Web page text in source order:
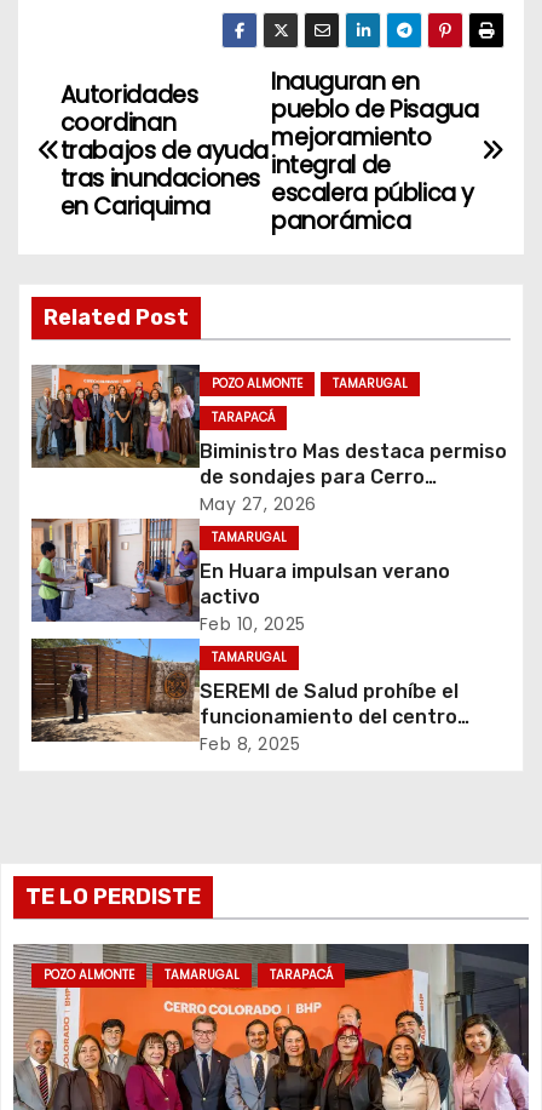
N
a
g
a
c
i
n
d
e
e
n
a
d
a
s
Inauguran en
pueblo de Pisagua
mejoramiento
integral de
escalera pública y
panorámica
Autoridades
coordinan
trabajos de ayuda
tras inundaciones
en Cariquima
Related Post
POZO ALMONTE
TAMARUGAL
TARAPACÁ
Biministro Mas destaca permiso
de sondajes para Cerro
Colorado
May 27, 2026
TAMARUGAL
En Huara impulsan verano
activo
Feb 10, 2025
TAMARUGAL
SEREMI de Salud prohíbe el
funcionamiento del centro
recreativo Tantakuy
Feb 8, 2025
TE LO PERDISTE
POZO ALMONTE TAMARUGAL TARAPACÁ